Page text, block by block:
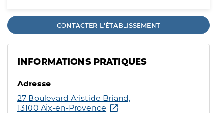
CONTACTER L'ÉTABLISSEMENT
INFORMATIONS PRATIQUES
Adresse
27 Boulevard Aristide Briand,
13100 Aix-en-Provence